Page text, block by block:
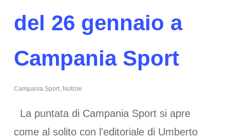
del 26 gennaio a
Campania Sport
Campania Sport, Notizie
La puntata di Campania Sport si apre
come al solito con l'editoriale di Umberto